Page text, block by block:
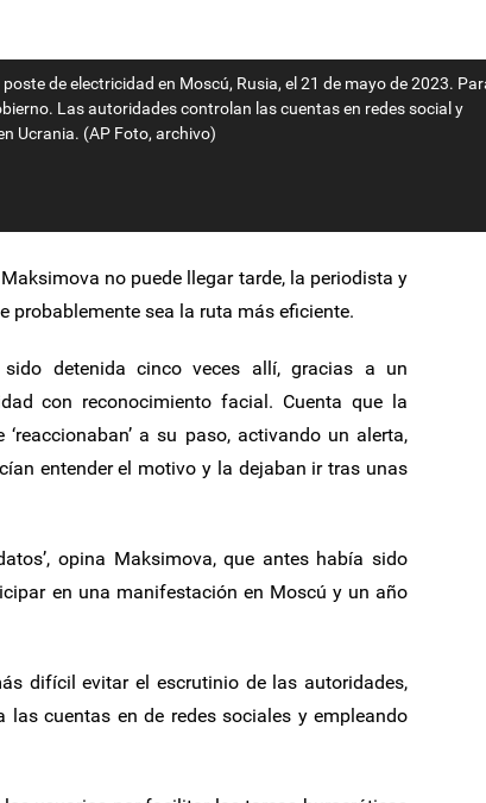
de electricidad en Moscú, Rusia, el 21 de mayo de 2023.
Las autoridades controlan las cuentas en redes social y
Ucrania. (AP Foto, archivo)
no puede llegar tarde, la periodista y
probablemente sea la ruta más eficiente.
detenida cinco veces allí, gracias a un
con reconocimiento facial. Cuenta que la
a su paso, activando un alerta,
entender el motivo y la dejaban ir tras unas
opina Maksimova, que antes había sido
en una manifestación en Moscú y un año
difícil evitar el escrutinio de las autoridades,
cuentas en de redes sociales y empleando